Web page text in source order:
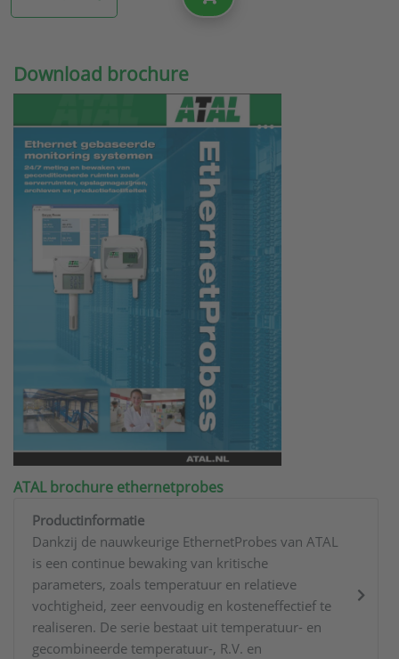
Download brochure
ATAL brochure ethernetprobes
Productinformatie
Dankzij de nauwkeurige EthernetProbes van ATAL
is een continue bewaking van kritische
parameters, zoals temperatuur en relatieve
vochtigheid, zeer eenvoudig en kosteneffectief te
realiseren. De serie bestaat uit temperatuur- en
gecombineerde temperatuur-, R.V. en